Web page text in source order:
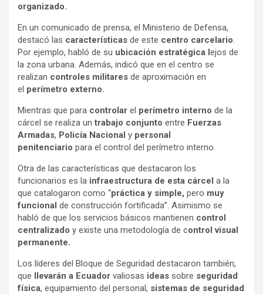
organizado.
En un comunicado de prensa, el Ministerio de Defensa,
destacó las características de este centro carcelario.
Por ejemplo, habló de su ubicación estratégica lejos de
la zona urbana. Además, indicó que en el centro se
realizan controles militares de aproximación en
el perímetro externo.
Mientras que para controlar el perímetro interno de la
cárcel se realiza untrabajo conjunto entre Fuerzas
Armadas, Policía Nacional y personal
penitenciario para el control del perímetro interno.
Otra de las características que destacaron los
funcionarios es la infraestructura de esta cárcel a la
que catalogaron como “práctica y simple, pero muy
funcional de construcción fortificada”. Asimismo se
habló de que los servicios básicos mantienen control
centralizado y existe una metodología de control visual
permanente.
Los líderes del Bloque de Seguridad destacaron también,
que llevarán a Ecuador valiosas ideas sobre seguridad
física, equipamiento del personal, sistemas de seguridad